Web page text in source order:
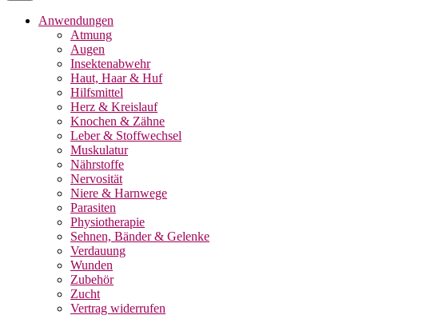
Anwendungen
Atmung
Augen
Insektenabwehr
Haut, Haar & Huf
Hilfsmittel
Herz & Kreislauf
Knochen & Zähne
Leber & Stoffwechsel
Muskulatur
Nährstoffe
Nervosität
Niere & Harnwege
Parasiten
Physiotherapie
Sehnen, Bänder & Gelenke
Verdauung
Wunden
Zubehör
Zucht
Vertrag widerrufen